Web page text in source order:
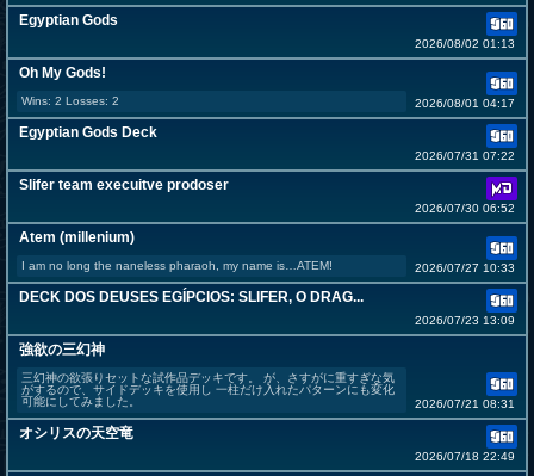
Egyptian Gods
2026/08/02 01:13
Oh My Gods!
Wins: 2 Losses: 2 2026/08/01 04:17
Egyptian Gods Deck
2026/07/31 07:22
Slifer team execuitve prodoser
2026/07/30 06:52
Atem (millenium)
I am no long the naneless pharaoh, my name is…ATEM! 2026/07/27 10:33
DECK DOS DEUSES EGÍPCIOS: SLIFER, O DRAG...
2026/07/23 13:09
強欲の三幻神
三幻神の欲張りセットな試作品デッキです。 が、さすがに重すぎな気
がするので、サイドデッキを使用し 一柱だけ入れたパターンにも変化
可能にしてみました。
2026/07/21 08:31
オシリスの天空竜
2026/07/18 22:49